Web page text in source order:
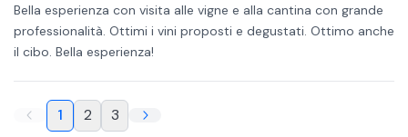
Bella esperienza con visita alle vigne e alla cantina con grande
professionalità. Ottimi i vini proposti e degustati. Ottimo anche
il cibo. Bella esperienza!
1 2 3